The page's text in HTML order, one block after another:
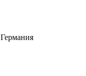
Германия